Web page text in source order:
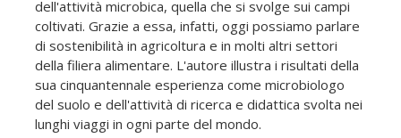
dell'attività microbica, quella che si svolge sui campi
coltivati. Grazie a essa, infatti, oggi possiamo parlare
di sostenibilità in agricoltura e in molti altri settori
della filiera alimentare. L'autore illustra i risultati della
sua cinquantennale esperienza come microbiologo
del suolo e dell'attività di ricerca e didattica svolta nei
lunghi viaggi in ogni parte del mondo.